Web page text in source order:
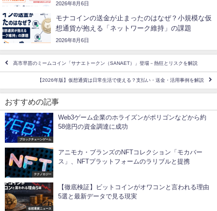
2026年8月6日
モナコインの送金が止まったのはなぜ？小規模な仮
想通貨が抱える「ネットワーク維持」の課題
2026年8月6日
高市早苗のミームコイン「サナエトークン（SANAET）」登場－熱狂とリスクを解説
【2026年版】仮想通貨は日常生活で使える？支払い・送金・活用事例を解説
おすすめの記事
ブロックチェーンゲーム
Web3ゲーム企業のホライズンがポリゴンなどから約
58億円の資金調達に成功
テクノロジー
アニモカ・ブランズのNFTコレクション「モカバー
ス」、NFTプラットフォームのラリブルと提携
仮想通貨ニュース
【徹底検証】ビットコインがオワコンと言われる理由
5選と最新データで見る現実